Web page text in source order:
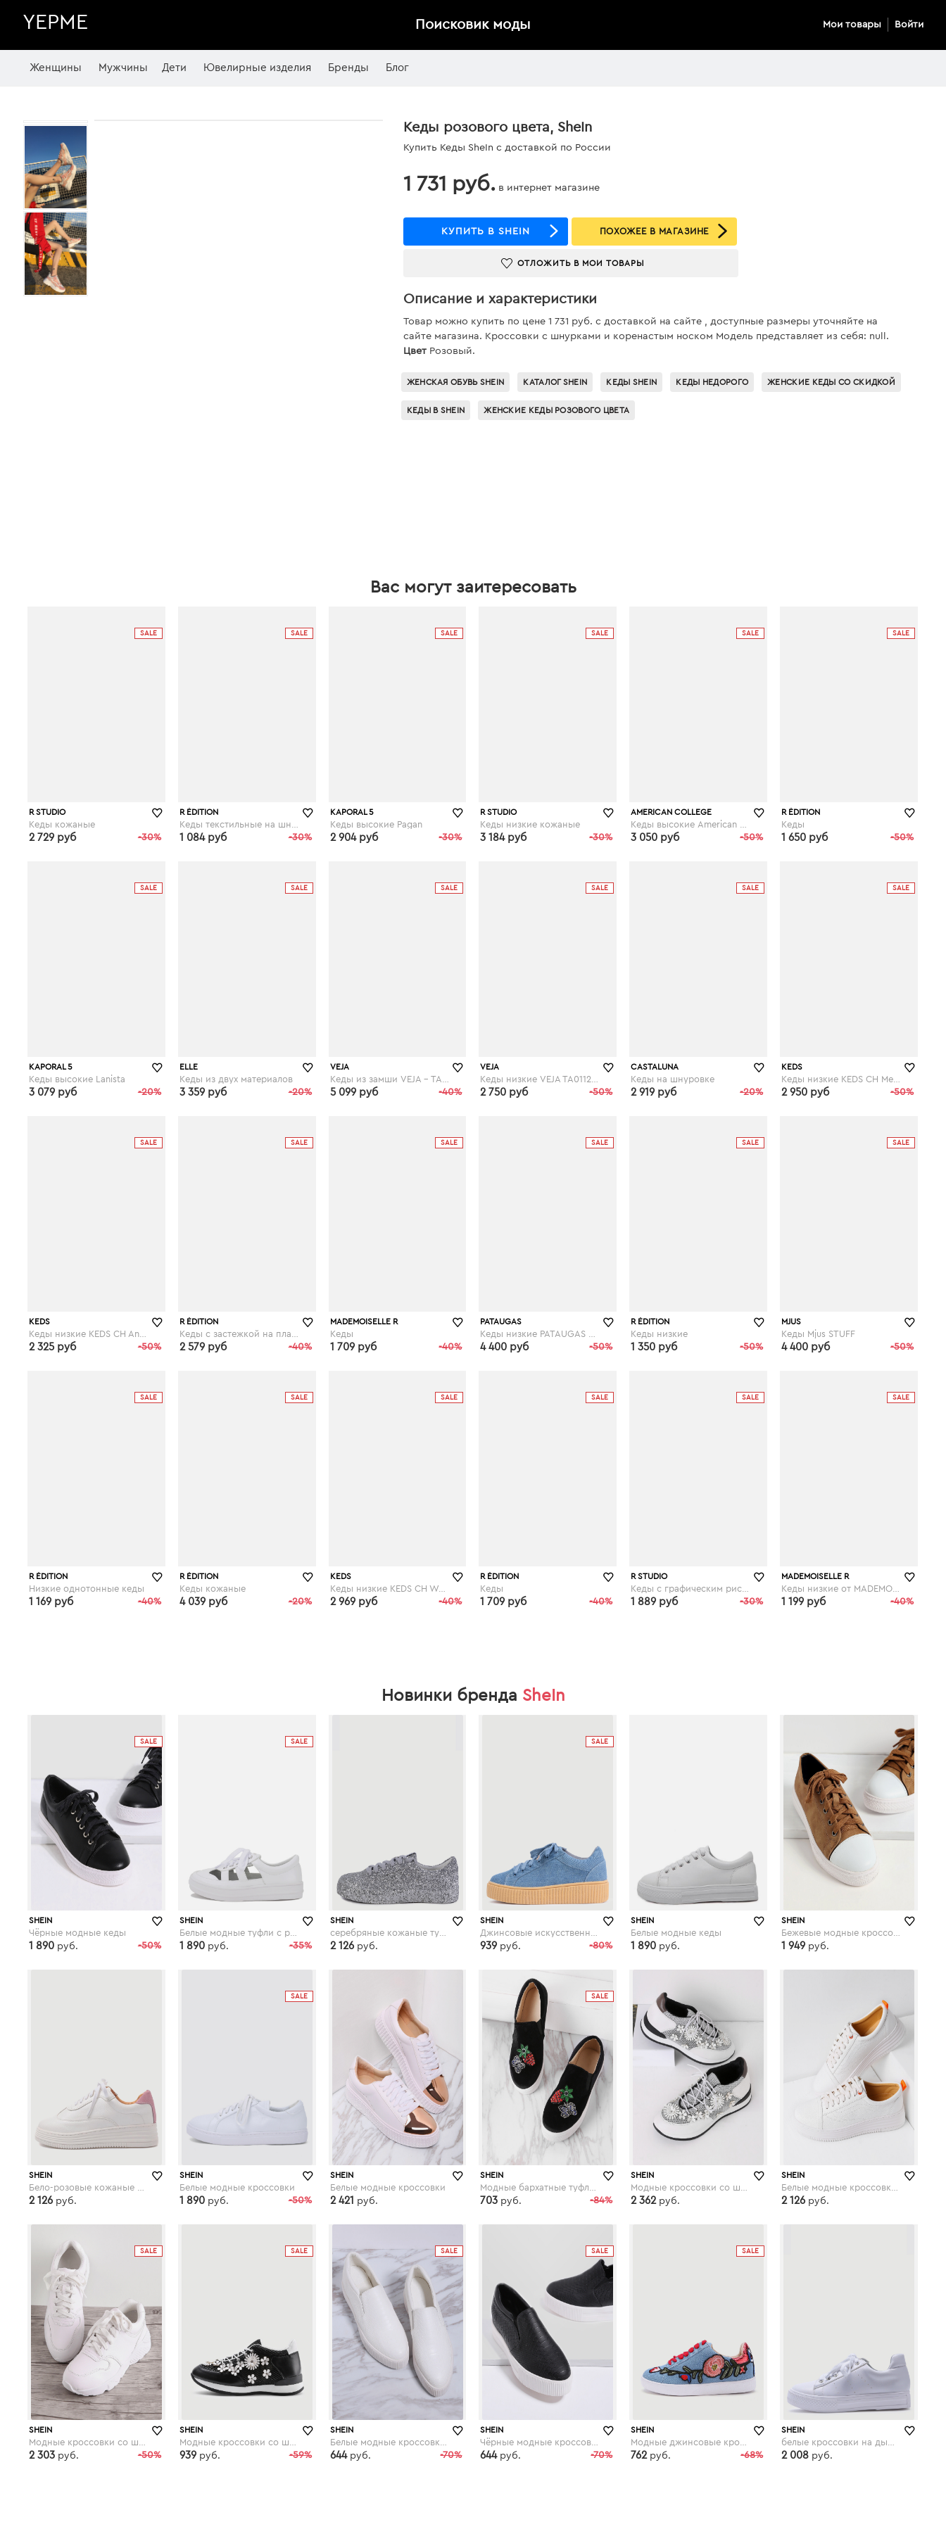
YEPME Поисковик моды Мои товары Войти
Женщины Мужчины Дети Ювелирные изделия Бренды Блог
Кеды розового цвета, SheIn
Купить Кеды SheIn с доставкой по России
1 731 руб. в интернет магазине
КУПИТЬ В SHEIN ПОХОЖЕЕ В МАГАЗИНЕ
ОТЛОЖИТЬ В МОИ ТОВАРЫ
Описание и характеристики
Товар можно купить по цене 1 731 руб. c доставкой на сайте , доступные размеры уточняйте на
сайте магазина. Кроссовки с шнурками и коренастым носком Модель представляет из себя: null.
Цвет Розовый.
ЖЕНСКАЯ ОБУВЬ SHEIN КАТАЛОГ SHEIN КЕДЫ SHEIN КЕДЫ НЕДОРОГО ЖЕНСКИЕ КЕДЫ СО СКИДКОЙ
КЕДЫ В SHEIN ЖЕНСКИЕ КЕДЫ РОЗОВОГО ЦВЕТА
Вас могут заитересовать
SALE
R STUDIO
Кеды кожаные
-30%
2 729 руб
SALE
R ÉDITION
-30%
1 084 руб
SALE
KAPORAL 5
Кеды высокие Pagan
-30%
2 904 руб
SALE
R STUDIO
Кеды низкие кожаные
-30%
3 184 руб
SALE
AMERICAN COLLEGE
-50%
3 050 руб
SALE
R ÉDITION
Кеды
-50%
1 650 руб
SALE
KAPORAL 5
Кеды высокие Lanista
-20%
3 079 руб
SALE
ELLE
Кеды из двух материалов
-20%
3 359 руб
SALE
VEJA
-40%
5 099 руб
SALE
VEJA
-50%
2 750 руб
SALE
CASTALUNA
Кеды на шнуровке
-20%
2 919 руб
SALE
KEDS
-50%
2 950 руб
SALE
KEDS
-50%
2 325 руб
SALE
R ÉDITION
-40%
2 579 руб
SALE
MADEMOISELLE R
Кеды
-40%
1 709 руб
SALE
PATAUGAS
-50%
4 400 руб
SALE
R ÉDITION
Кеды низкие
-50%
1 350 руб
SALE
MJUS
Кеды Mjus STUFF
-50%
4 400 руб
SALE
R ÉDITION
Низкие однотонные кеды
-40%
1 169 руб
SALE
R ÉDITION
Кеды кожаные
-20%
4 039 руб
SALE
KEDS
Кеды низкие KEDS CH Woven Stripe
-40%
2 969 руб
SALE
R ÉDITION
Кеды
-40%
1 709 руб
SALE
R STUDIO
-30%
1 889 руб
SALE
MADEMOISELLE R
-40%
1 199 руб
Новинки бренда SheIn
SALE
SHEIN
Чёрные модные кеды
-50%
1 890 руб.
SALE
SHEIN
Белые модные туфли с разрезом на молнии
-35%
1 890 руб.
SHEIN
серебряные кожаные туфли с блёсткой
2 126 руб.
SALE
SHEIN
-80%
939 руб.
SHEIN
Белые модные кеды
1 890 руб.
SHEIN
1 949 руб.
SHEIN
2 126 руб.
SALE
SHEIN
Белые модные кроссовки
-50%
1 890 руб.
SHEIN
Белые модные кроссовки
2 421 руб.
SALE
SHEIN
-84%
703 руб.
SHEIN
2 362 руб.
SHEIN
2 126 руб.
SALE
SHEIN
-50%
2 303 руб.
SALE
SHEIN
-59%
939 руб.
SALE
SHEIN
-70%
644 руб.
SALE
SHEIN
-70%
644 руб.
SALE
SHEIN
-68%
762 руб.
SHEIN
2 008 руб.